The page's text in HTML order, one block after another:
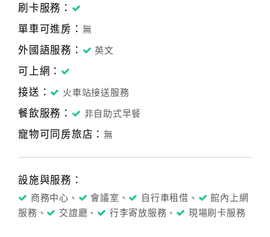
刷卡服務：
單車可進房： 無
外國語服務： 英文
可上網：
接送：
火車站接送服務
餐飲服務： 非自助式早餐
寵物可同房旅店： 無
設施與服務：
商務中心、 會議室、 自行車租借、
館內上網
服務、
交誼廳、 行李寄放服務、 現場刷卡服務